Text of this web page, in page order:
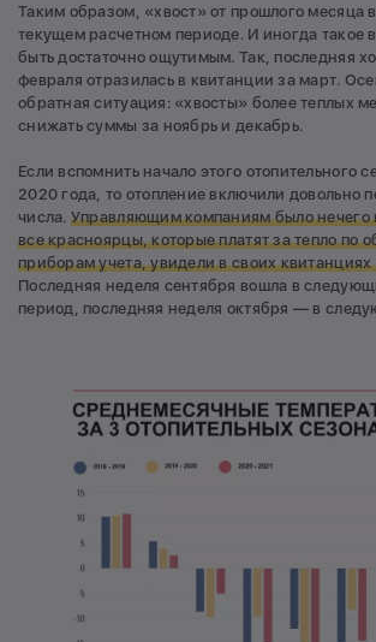
Таким образом, «хвост» от прошлого месяца
текущем расчетном периоде. И иногда такое
быть достаточно ощутимым. Так, последняя
февраля отразилась в квитанции за март.
обратная ситуация: «хвосты» более теплых
снижать суммы за ноябрь и декабрь.
Если вспомнить начало этого отопительного
2020 года, то отопление включили довольно
числа. Управляющим компаниям было нечего
все красноярцы, которые платят за тепло по
приборам учета, увидели в своих квитанциях
Последняя неделя сентября вошла в
период, последняя неделя октября — в